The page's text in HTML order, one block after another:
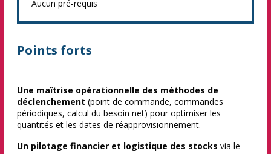
Aucun pré-requis
Points forts
Une maîtrise opérationnelle des méthodes de
déclenchement (point de commande, commandes
périodiques, calcul du besoin net) pour optimiser les
quantités et les dates de réapprovisionnement.
Un pilotage financier et logistique des stocks via le